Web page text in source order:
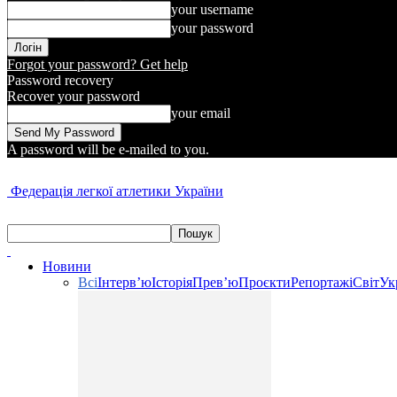
your username
your password
Forgot your password? Get help
Password recovery
Recover your password
your email
A password will be e-mailed to you.
Федерація легкої атлетики України
Новини
ВсіІнтерв’юІсторіяПрев’юПроєктиРепортажіСвіт